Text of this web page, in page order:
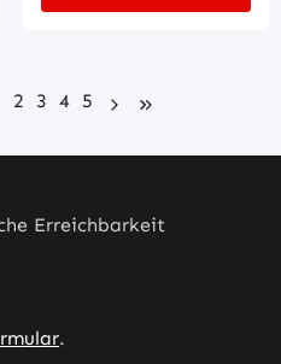
Seite
2 Seite
3 Seite
4 Seite
5
Erreichbarkeit
.